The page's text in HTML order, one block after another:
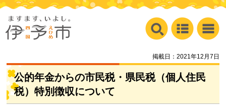
掲載日：2021年12月7日
公的年金からの市民税・県民税（個人住民
税）特別徴収について